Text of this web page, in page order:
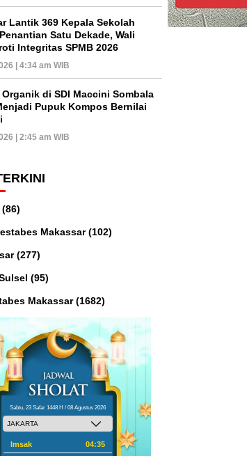
Lantik 369 Kepala Sekolah
Satu Dekade, Wali
Integritas SPMB 2026
| 4:34 am WIB
Organik di SDI Maccini Sombala
Pupuk Kompos Bernilai
| 2:45 am WIB
(86)
Makassar(102)
(277)
(95)
Makassar(1682)
Sabtu, 23 Safar 1448 H / 08 Agustus 2026
Imsak 04:35